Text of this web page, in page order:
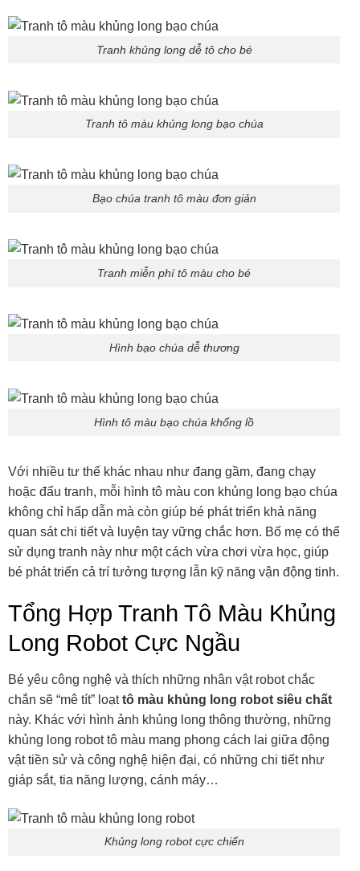
Tranh khủng long dễ tô cho bé
Tranh tô màu khủng long bạo chúa
Bạo chúa tranh tô màu đơn giản
Tranh miễn phí tô màu cho bé
Hình bạo chúa dễ thương
Hình tô màu bạo chúa khổng lồ
Với nhiều tư thế khác nhau như đang gầm, đang chạy
hoặc đấu tranh, mỗi hình tô màu con khủng long bạo chúa
không chỉ hấp dẫn mà còn giúp bé phát triển khả năng
quan sát chi tiết và luyện tay vững chắc hơn. Bố mẹ có thể
sử dụng tranh này như một cách vừa chơi vừa học, giúp
bé phát triển cả trí tưởng tượng lẫn kỹ năng vận động tinh.
Tổng Hợp Tranh Tô Màu Khủng
Long Robot Cực Ngầu
Bé yêu công nghệ và thích những nhân vật robot chắc
chắn sẽ “mê tít” loạttô màu khủng long robot siêu chất
này. Khác với hình ảnh khủng long thông thường, những
khủng long robot tô màu mang phong cách lai giữa động
vật tiền sử và công nghệ hiện đại, có những chi tiết như
giáp sắt, tia năng lượng, cánh máy…
Khủng long robot cực chiến